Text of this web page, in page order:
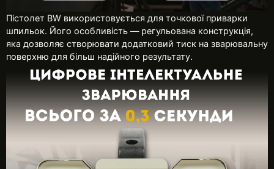
Пістолет BW використовується для точкової приварки
шпильок. Його особливість — регульована конструкція,
яка дозволяє створювати додатковий тиск на зварювальну
поверхню для більш надійного результату.